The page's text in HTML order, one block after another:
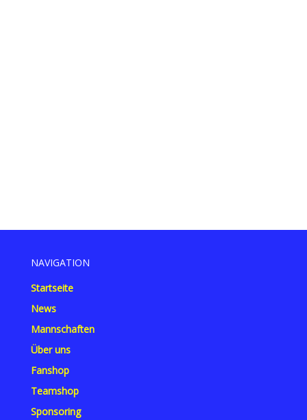
NAVIGATION
Startseite
News
Mannschaften
Über uns
Fanshop
Teamshop
Sponsoring